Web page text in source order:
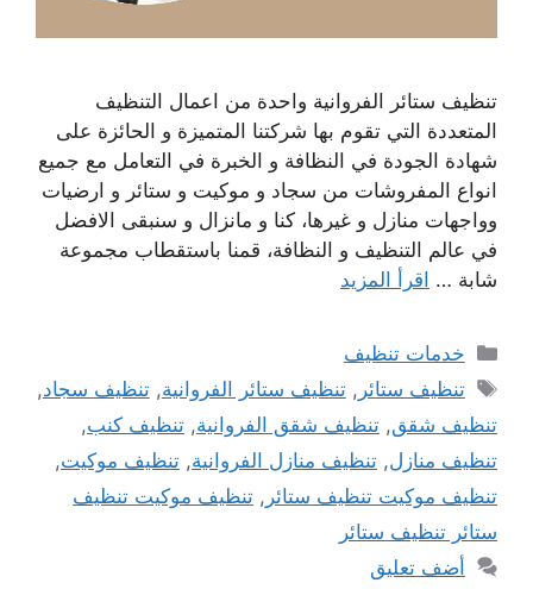
تنظيف ستائر الفروانية واحدة من اعمال التنظيف
المتعددة التي تقوم بها شركتنا المتميزة و الحائزة على
شهادة الجودة في النظافة و الخبرة في التعامل مع جميع
انواع المفروشات من سجاد و موكيت و ستائر و ارضيات
وواجهات منازل و غيرها، كنا و مانزال و سنبقى الافضل
في عالم التنظيف و النظافة، قمنا باستقطاب مجموعة
شابة … اقرأ المزيد
التصنيفات
خدمات تنظيف
الوسوم
تنظيف ستائر ,تنظيف ستائر الفروانية,تنظيف سجاد,
تنظيف شقق, تنظيف شقق الفروانية, تنظيف كنب,
تنظيف منازل, تنظيف منازل الفروانية, تنظيف موكيت,
تنظيف موكيت تنظيف ستائر , تنظيف موكيت تنظيف
ستائر تنظيف ستائر
أضف تعليق